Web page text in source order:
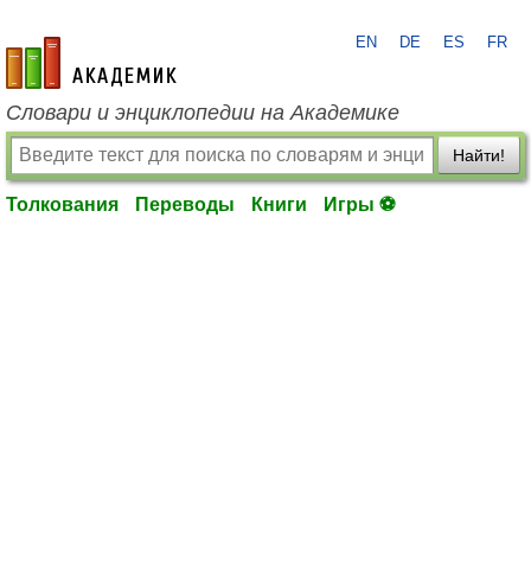
academic.ru
EN DE ES FR
Словари и энциклопедии на Академике
Найти!
Толкования Переводы Книги Игры ⚽